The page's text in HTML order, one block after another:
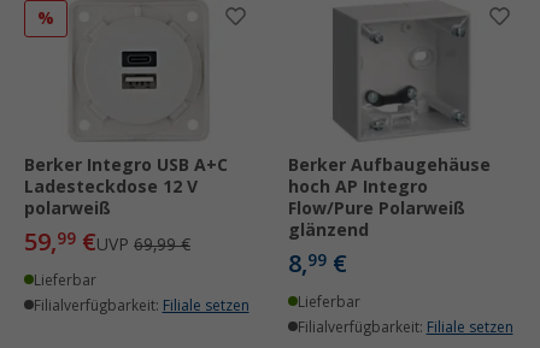
%
Berker Integro USB A+C
Ladesteckdose 12 V
polarweiß
59,99 €UVP 69,99 €
Lieferbar
Filialverfügbarkeit: Filiale setzen
Berker Aufbaugehäuse
hoch AP Integro
Flow/Pure Polarweiß
glänzend
8,99 €
Lieferbar
Filialverfügbarkeit: Filiale setzen